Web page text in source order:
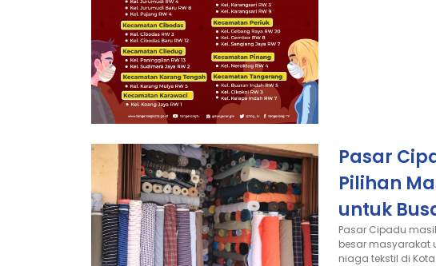
Pasar
Pilihan
untuk
Pasar Cipadu
besar masyarakat
niaga tekstil di